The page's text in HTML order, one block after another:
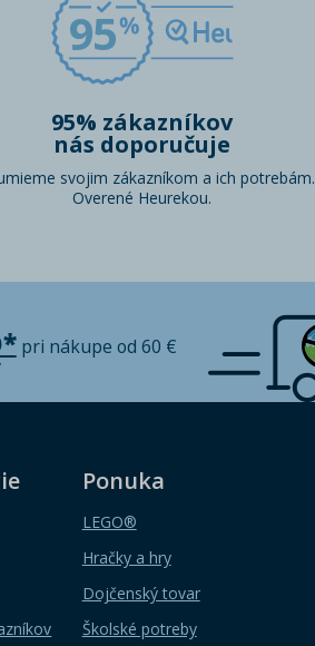
95
95% zákazníkov
nás doporučuje
svojim zákazníkom a ich potrebám.
Overené Heurekou.
pri nákupe od 60 €
Ponuka
LEGO®
Hračky a hry
Dojčenský tovar
Školské potreby